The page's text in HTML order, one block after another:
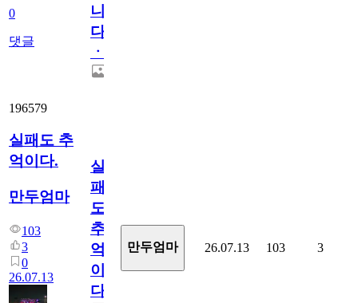
0
댓글
니
다
ㆍ
196579
실패도 추
억이다.
만두엄마
103
3
0
26.07.13
실
패
도
추
억
이
다.
만두엄마 26.07.13 103 3